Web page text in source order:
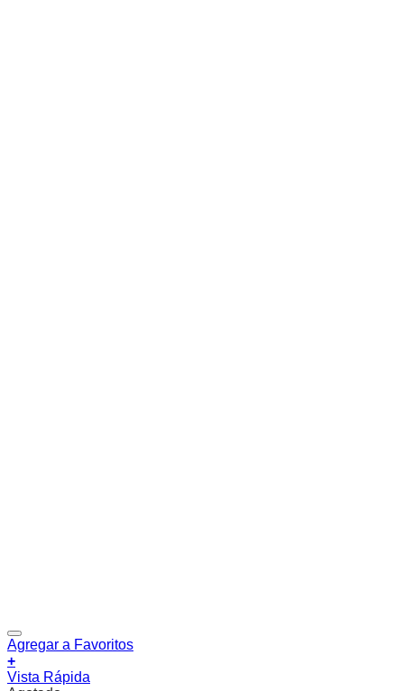
Agregar a Favoritos
+
Vista Rápida